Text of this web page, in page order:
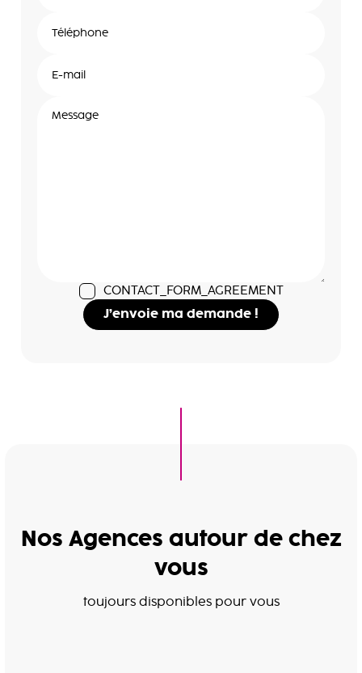
CONTACT_FORM_AGREEMENT
J’envoie ma demande !
Nos Agences autour de chez
vous
toujours disponibles pour vous